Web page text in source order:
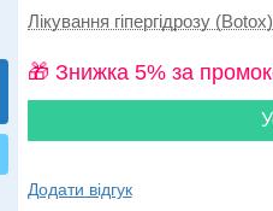
Лікування гіпергідрозу (Botox)
🎁 Знижка 5% за
Додати відгук